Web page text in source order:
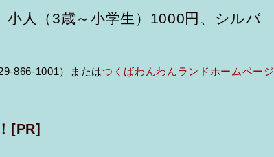
小人（3歳～小学生）1000円、シルバ
866-1001）またはつくばわんわんランドホームページ
[PR]